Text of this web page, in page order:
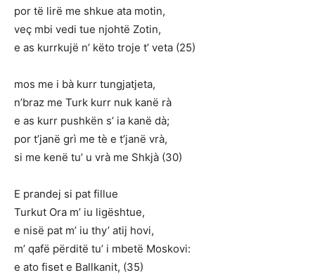
por të lirë me shkue ata motin,
veç mbi vedi tue njohtë Zotin,
e as kurrkujë n’ këto troje t’ veta (25)
mos me i bà kurr tungjatjeta,
n’braz me Turk kurr nuk kanë rà
e as kurr pushkën s’ ia kanë dà;
por t’janë grì me tè e t’janë vrà,
si me kenë tu’ u vrà me Shkjà (30)
E prandej si pat fillue
Turkut Ora m’ iu ligështue,
e nisë pat m’ iu thy’ atij hovi,
m’ qafë përditë tu’ i mbetë Moskovi:
e ato fiset e Ballkanit, (35)